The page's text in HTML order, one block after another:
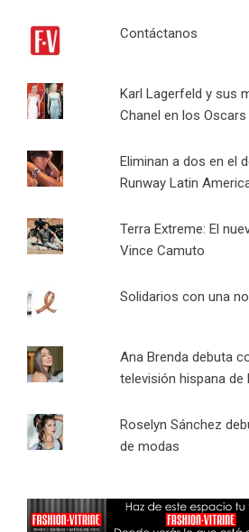
Contáctanos
Karl Lagerfeld y sus
Chanel en los Oscars
Eliminan a dos en el
Runway Latin
Terra Extreme: El
Vince Camuto
Solidarios con una
Ana Brenda debuta
televisión hispana de
Roselyn Sánchez
de modas